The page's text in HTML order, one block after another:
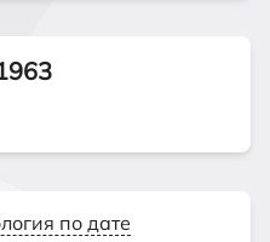
по дате